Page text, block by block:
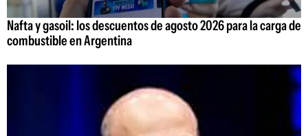
Nafta y gasoil: los descuentos de agosto 2026 para la carga de
combustible en Argentina